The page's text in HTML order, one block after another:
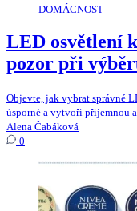
DOMÁCNOST
LED osvětlení
pozor při
Objevte, jak vybrat správné
úsporné a vytvoří příjemnou
Alena Čabáková
0